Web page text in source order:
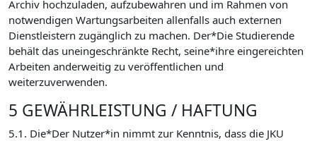
Archiv hochzuladen, aufzubewahren und im Rahmen von
notwendigen Wartungsarbeiten allenfalls auch externen
Dienstleistern zugänglich zu machen. Der*Die Studierende
behält das uneingeschränkte Recht, seine*ihre eingereichten
Arbeiten anderweitig zu veröffentlichen und
weiterzuverwenden.
5 GEWÄHRLEISTUNG / HAFTUNG
5.1. Die*Der Nutzer*in nimmt zur Kenntnis, dass die JKU